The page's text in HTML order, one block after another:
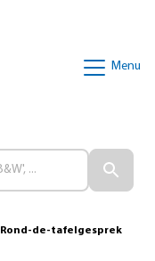
Menu
Rond-de-tafelgesprek